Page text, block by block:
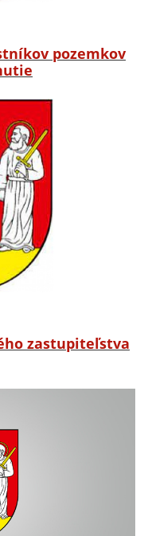
pozemkov
zastupiteľstva